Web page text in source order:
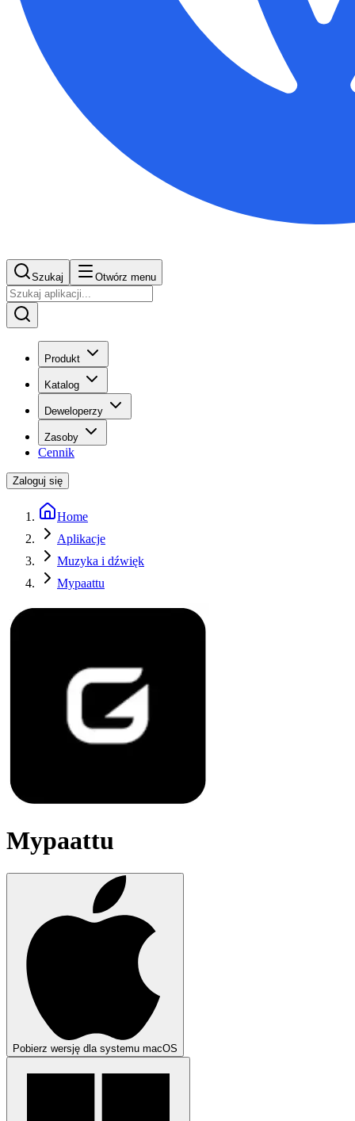
Szukaj Otwórz menu
Produkt
Katalog
Deweloperzy
Zasoby
Cennik
Zaloguj się
Home
Aplikacje
Muzyka i dźwięk
Mypaattu
Mypaattu
Pobierz wersję dla systemu macOS